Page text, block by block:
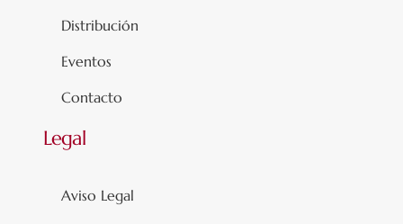
Distribución
Eventos
Contacto
Legal
Aviso Legal